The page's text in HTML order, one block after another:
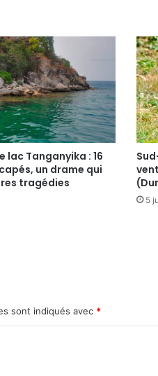
lac Tanganyika : 16
un drame qui
tragédies
5
sont indiqués avec *